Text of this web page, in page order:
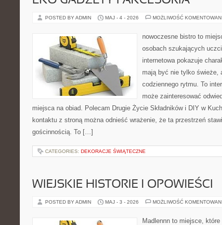
POSTED BY ADMIN MAJ - 4 - 2026 MOŻLIWOŚĆ
nowoczesne bistro to
osobach szukających
internetowa pokazuje
mają być nie tylko świeże,
codziennego rytmu. To
może zainteresować
miejsca na obiad. Polecam Drugie Życie Składników i DIY w
kontaktu z stroną można odnieść wrażenie, że ta przestrzeń
gościnnością. To […]
CATEGORIES: DEKORACJE ŚWIĄTECZNE
WIEJSKIE HISTORIE I OPOWIEŚCI
POSTED BY ADMIN MAJ - 3 - 2026 MOŻLIWOŚĆ
Madlennn to miejsce,